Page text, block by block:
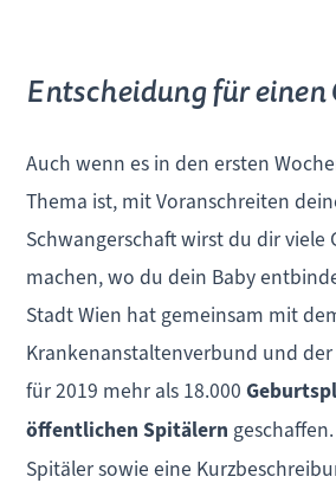
Entscheidung für
Auch wenn es in den ersten
Thema ist, mit Voranschreiten
Schwangerschaft wirst du dir viele
machen, wo du dein Baby
Stadt Wien hat gemeinsam mit
Krankenanstaltenverbund und der
für 2019 mehr als 18.000
öffentlichen Spitälern
Spitäler sowie eine